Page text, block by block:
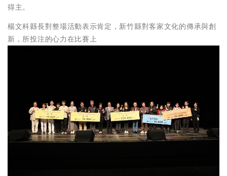
得主。
楊文科縣長對整場活動表示肯定，新竹縣對客家文化的傳承與創
新，所投注的心力在比賽上